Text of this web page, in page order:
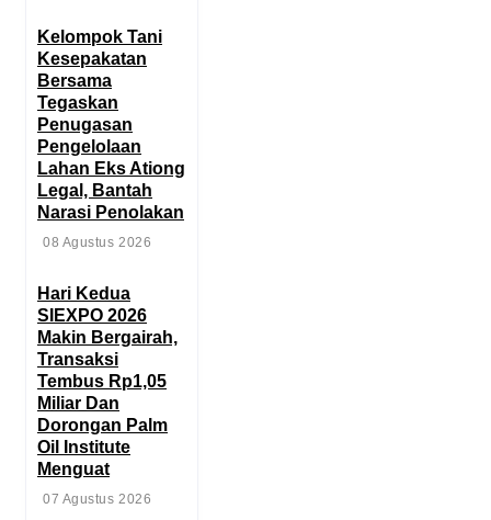
‎Kelompok Tani
Kesepakatan
Bersama
Tegaskan
Penugasan
Pengelolaan
Lahan Eks Ationg
Legal, Bantah
Narasi Penolakan
08 Agustus 2026
Hari Kedua
SIEXPO 2026
Makin Bergairah,
Transaksi
Tembus Rp1,05
Miliar Dan
Dorongan Palm
Oil Institute
Menguat
07 Agustus 2026